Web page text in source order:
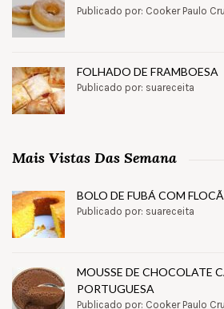
Publicado por: Cooker Paulo
FOLHADO DE FRAMBOESA
Publicado por: suareceita
Mais Vistas Das Semana
BOLO DE FUBÁ COM
Publicado por: suareceita
MOUSSE DE CHOCOLATE
PORTUGUESA
Publicado por: Cooker Paulo